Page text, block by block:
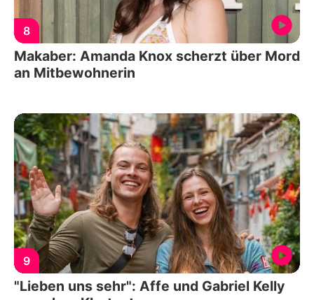
8
Makaber: Amanda Knox scherzt über Mord
an Mitbewohnerin
9
"Lieben uns sehr": Affe und Gabriel Kelly